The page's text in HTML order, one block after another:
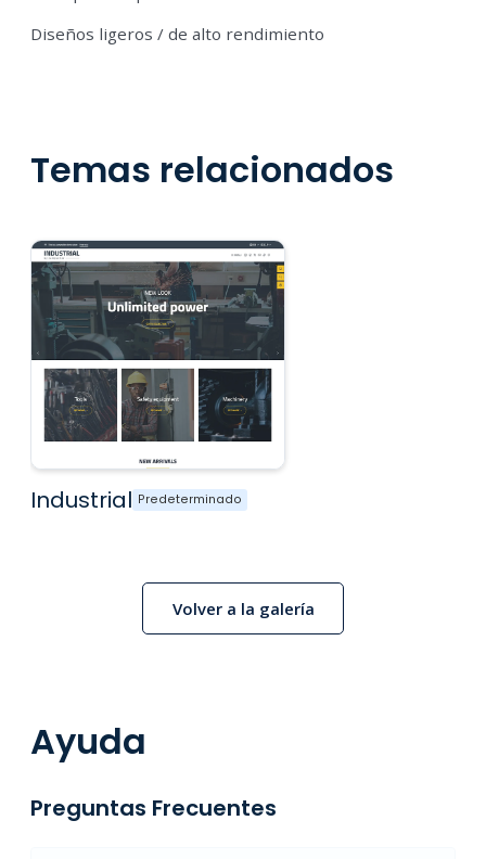
Diseños ligeros / de alto rendimiento
Temas relacionados
Industrial Predeterminado
Volver a la galería
Ayuda
Preguntas Frecuentes